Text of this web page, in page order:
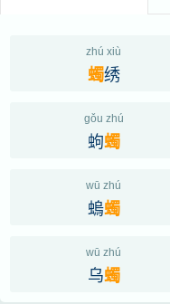
愛僧異也。桑中蠹卽
象其身蜎蜎。市玉切。
左旁又加虫。非也。
zhú xiù
蠋绣
gǒu zhú
蚼蠋
wū zhú
螐蠋
wū zhú
乌蠋